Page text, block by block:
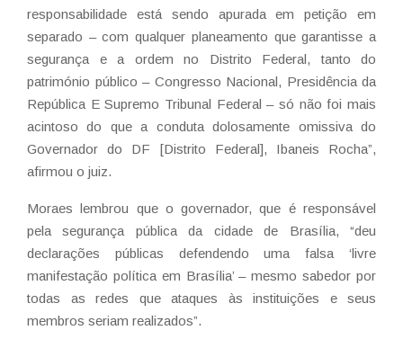
responsabilidade está sendo apurada em petição em
separado – com qualquer planeamento que garantisse a
segurança e a ordem no Distrito Federal, tanto do
património público – Congresso Nacional, Presidência da
República E Supremo Tribunal Federal – só não foi mais
acintoso do que a conduta dolosamente omissiva do
Governador do DF [Distrito Federal], Ibaneis Rocha”,
afirmou o juiz.
Moraes lembrou que o governador, que é responsável
pela segurança pública da cidade de Brasília, “deu
declarações públicas defendendo uma falsa ‘livre
manifestação política em Brasília’ – mesmo sabedor por
todas as redes que ataques às instituições e seus
membros seriam realizados”.